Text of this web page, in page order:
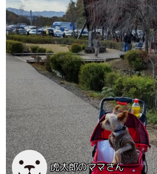
虎太郎のママさん